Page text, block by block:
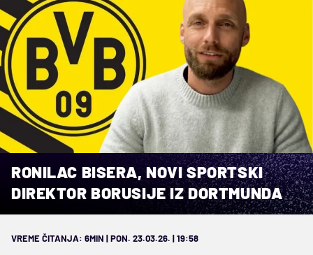
RONILAC BISERA, NOVI SPORTSKI
DIREKTOR BORUSIJE IZ DORTMUNDA
VREME ČITANJA: 6MIN | PON. 23.03.26. | 19:58